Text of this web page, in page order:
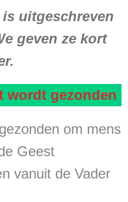
uitgeschreven
geven ze kort
wordt gezonden
om mens
Geest
vanuit de Vader